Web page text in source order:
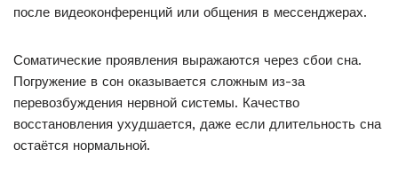
после видеоконференций или общения в мессенджерах.
Соматические проявления выражаются через сбои сна.
Погружение в сон оказывается сложным из-за
перевозбуждения нервной системы. Качество
восстановления ухудшается, даже если длительность сна
остаётся нормальной.